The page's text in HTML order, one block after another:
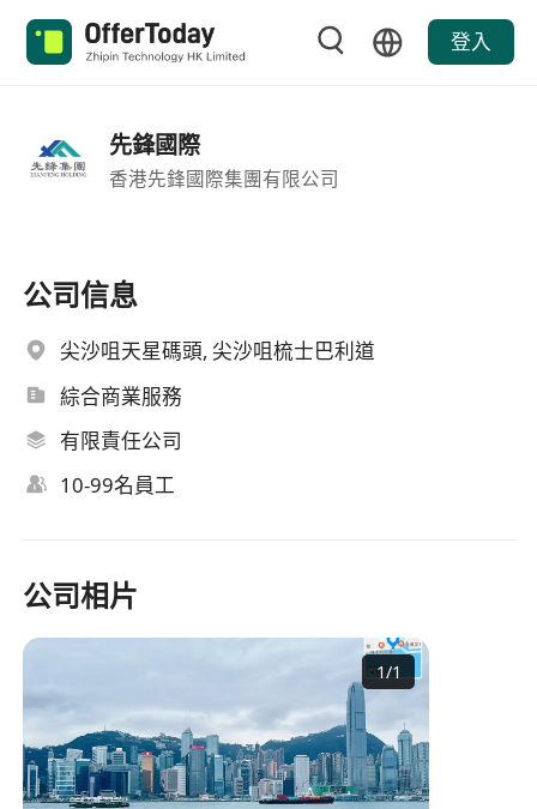
登入
先鋒國際
香港先鋒國際集團有限公司
公司信息
尖沙咀天星碼頭, 尖沙咀梳士巴利道
綜合商業服務
有限責任公司
10-99名員工
公司相片
1/1